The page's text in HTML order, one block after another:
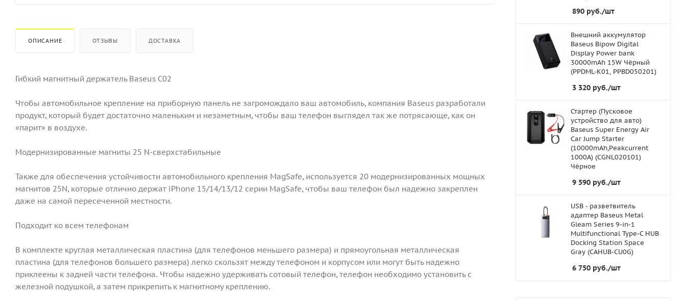
ОПИСАНИЕ ОТЗЫВЫ ДОСТАВКА
Гибкий магнитный держатель Baseus C02
Чтобы автомобильное крепление на приборную панель не загромождало ваш автомобиль, компания Baseus разработали
продукт, который будет достаточно маленьким и незаметным, чтобы ваш телефон выглядел так же потрясающе, как он
«парит» в воздухе.
Модернизированные магниты 25 N-сверхстабильные
Также для обеспечения устойчивости автомобильного крепления MagSafe, используется 20 модернизированных мощных
магнитов 25N, которые отлично держат iPhone 15/14/13/12 серии MagSafe, чтобы ваш телефон был надежно закреплен
даже на самой пересеченной местности.
Подходит ко всем телефонам
В комплекте круглая металлическая пластина (для телефонов меньшего размера) и прямоугольная металлическая
пластина (для телефонов большего размера) легко скользят между телефоном и корпусом или могут быть надежно
приклеены к задней части телефона. Чтобы надежно удерживать сотовый телефон, телефон необходимо установить с
железной подушкой, а затем прикрепить к магнитному креплению.
890 руб./шт
Внешний аккумулятор
Baseus Bipow Digital
Display Power bank
30000mAh 15W Чёрный
(PPDML-K01, PPBD050201)
3 320 руб./шт
Стартер (Пусковое
устройство для авто)
Baseus Super Energy Air
Car Jump Starter
(10000mAh,Peakcurrent
1000A) (CGNL020101)
Чёрное
9 590 руб./шт
USB - разветвитель
адаптер Baseus Metal
Gleam Series 9-in-1
Multifunctional Type-C HUB
Docking Station Space
Gray (CAHUB-CU0G)
6 750 руб./шт